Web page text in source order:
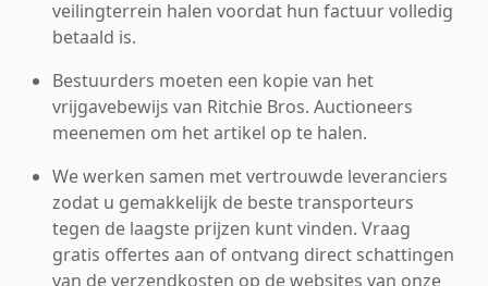
veilingterrein halen voordat hun factuur volledig
betaald is.
Bestuurders moeten een kopie van het
vrijgavebewijs van Ritchie Bros. Auctioneers
meenemen om het artikel op te halen.
We werken samen met vertrouwde leveranciers
zodat u gemakkelijk de beste transporteurs
tegen de laagste prijzen kunt vinden. Vraag
gratis offertes aan of ontvang direct schattingen
van de verzendkosten op de websites van onze